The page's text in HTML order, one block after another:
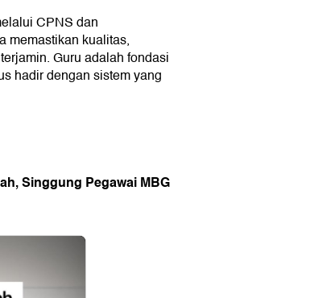
CPNS dan
memastikan kualitas,
Guru adalah fondasi
hadir dengan sistem yang
Singgung Pegawai MBG